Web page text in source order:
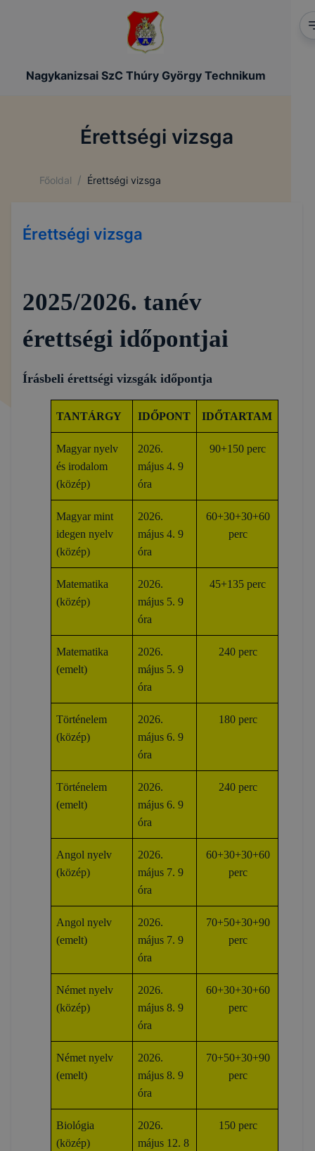
Nagykanizsai SzC Thúry György Technikum
Érettségi vizsga
Főoldal / Érettségi vizsga
Érettségi vizsga
2025/2026. tanév
érettségi időpontjai
Írásbeli érettségi vizsgák időpontja
TANTÁRGY IDŐPONT IDŐTARTAM
Magyar nyelv
és irodalom
(közép)
2026.
május 4. 9
óra
90+150 perc
Magyar mint
idegen nyelv
(közép)
2026.
május 4. 9
óra
60+30+30+60
perc
Matematika
(közép)
2026.
május 5. 9
óra
45+135 perc
Matematika
(emelt)
2026.
május 5. 9
óra
240 perc
Történelem
(közép)
2026.
május 6. 9
óra
180 perc
Történelem
(emelt)
2026.
május 6. 9
óra
240 perc
Angol nyelv
(közép)
2026.
május 7. 9
óra
60+30+30+60
perc
Angol nyelv
(emelt)
2026.
május 7. 9
óra
70+50+30+90
perc
Német nyelv
(közép)
2026.
május 8. 9
óra
60+30+30+60
perc
Német nyelv
(emelt)
2026.
május 8. 9
óra
70+50+30+90
perc
Biológia
(közép)
2026.
május 12. 8
150 perc